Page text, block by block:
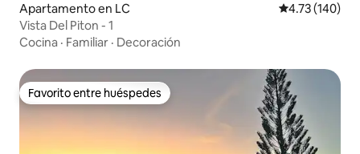
Apartamento en LC Calificación
4.73 (140)
Vista Del Piton - 1
Cocina · Familiar · Decoración
Favorito entre huéspedes
Favorito entre huéspedes